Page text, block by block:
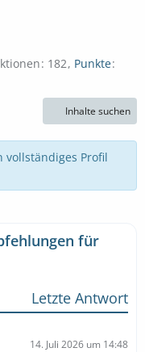
182 Punkte
Inhalte suchen
vollständiges Profil
für
Letzte Antwort
14. Juli 2026 um 14:48